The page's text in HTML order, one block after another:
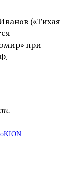
(«Тихая
при
KION